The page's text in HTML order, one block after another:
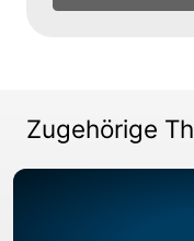
Zugehörige